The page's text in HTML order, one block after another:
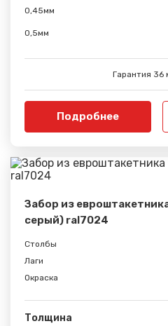
0,45мм
0,5мм
Гарантия 36
Подробнее
Забор из
серый) ral7024
Столбы
Лаги
Окраска
Толщина